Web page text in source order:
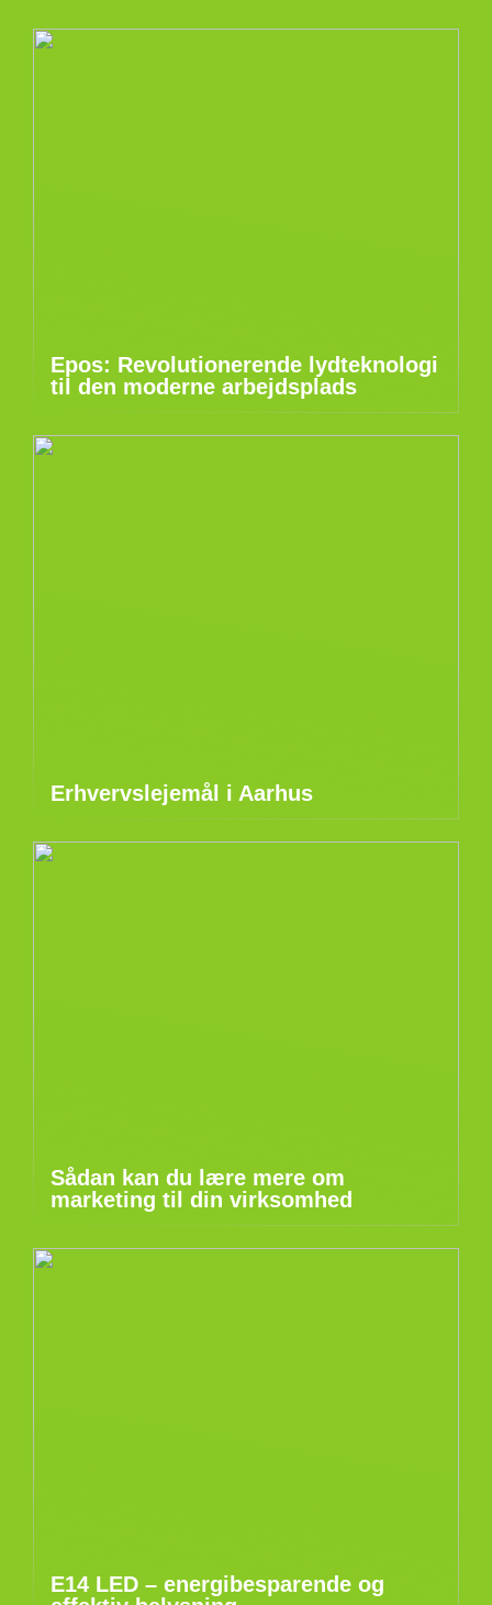
Epos: Revolutionerende lydteknologi
til den moderne arbejdsplads
Erhvervslejemål i Aarhus
Sådan kan du lære mere om
marketing til din virksomhed
E14 LED – energibesparende og